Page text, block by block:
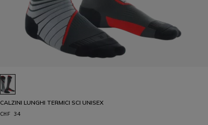
CALZINI LUNGHI TERMICI SCI UNISEX
CHF 34